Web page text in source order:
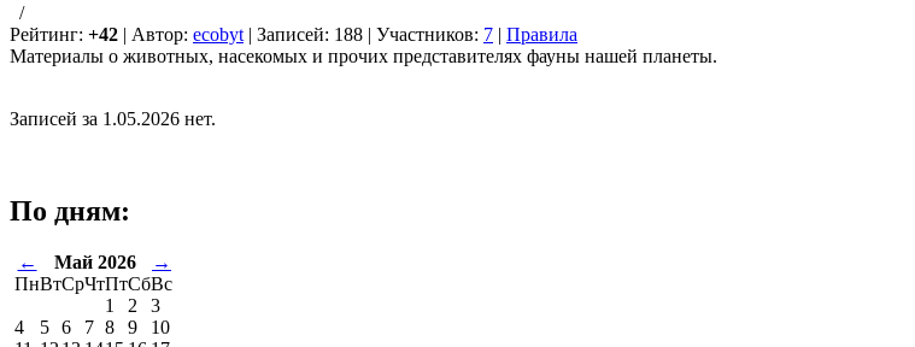
/
Рейтинг: +42 | Автор: ecobyt | Записей: 188 | Участников: 7 | Правила
Материалы о животных, насекомых и прочих представителях фауны нашей планеты.
Записей за 1.05.2026 нет.
По дням:
← Май 2026
→
ПнВтСрЧтПтСбВс
1
2
3
4
5 6 7 8 9
10